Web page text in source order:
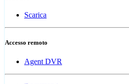
Scarica
Accesso remoto
Agent DVR